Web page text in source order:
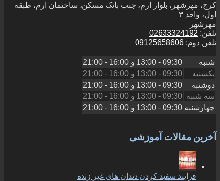
کرج، مهرشهر، بلوار ارم، جنب بانک مسکن، ساختمان ارم، طبقه
اول، واحد ۳
مهرشهر
تلفن: 02633324192
تلفن دوم: 09125658606
شنبه 09:30 - 13:00 و 16:00 - 21:00
یکشنبه
09:30 - 13:00 و 16:00 - 21:00
دوشنبه
09:30 - 13:00 و 16:00 - 21:00
سه شنبه 09:30 - 13:00 و 16:00 - 21:00
چهارشنبه 09:30 - 13:00 و 16:00 - 21:00
آخرین مقالات آموزشی
فرایند سفید کردن دندان های غیر زنده